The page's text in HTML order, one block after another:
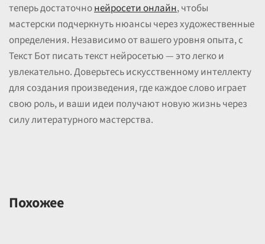
теперь достаточнонейросети онлайн, чтобы
мастерски подчеркнуть нюансы через художественные
определения. Независимо от вашего уровня опыта, с
Текст Бот писать текст нейросетью — это легко и
увлекательно. Доверьтесь искусственному интеллекту
для создания произведения, где каждое слово играет
свою роль, и ваши идеи получают новую жизнь через
силу литературного мастерства.
Похожее